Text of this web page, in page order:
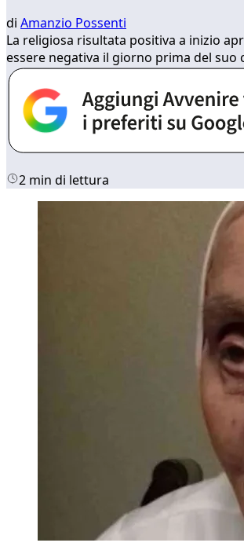
di Amanzio Possenti
La religiosa risultata positiva a inizio
essere negativa il giorno prima del suo
2 min di lettura